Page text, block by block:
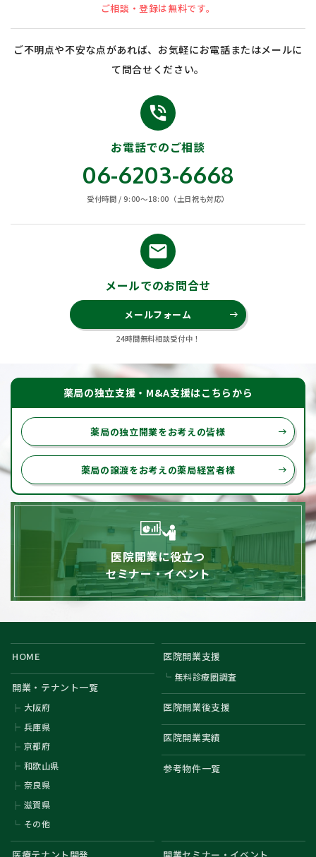
ご相談・登録は無料です。
ご不明点や不安な点があれば、お気軽にお電話またはメールに
て問合せください。
phone_in_talk
お電話でのご相談
06-6203-6668
受付時間 / 9:00〜18:00（土日祝も対応）
email
メールでのお問合せ
メールフォーム east
24時間無料相談受付中！
薬局の独立支援・M&A支援はこちらから
薬局の独立開業をお考えの皆様 east
薬局の譲渡をお考えの薬局経営者様 east
医院開業に役立つ
セミナー・イベント
HOME
開業・テナント一覧
大阪府
兵庫県
京都府
和歌山県
奈良県
滋賀県
その他
医院開業支援
無料診療圏調査
医院開業後支援
医院開業実績
参考物件一覧